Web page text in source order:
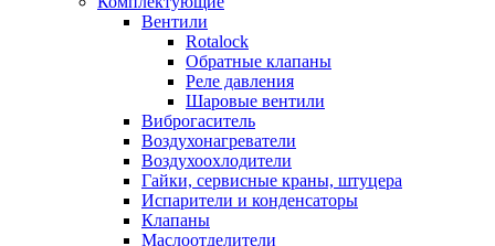
Вентили
Rotalock
Обратные клапаны
Реле давления
Шаровые вентили
Виброгаситель
Воздухонагреватели
Воздухоохлодители
Гайки, сервисные краны, штуцера
Испарители и конденсаторы
Клапаны
Маслоотделители